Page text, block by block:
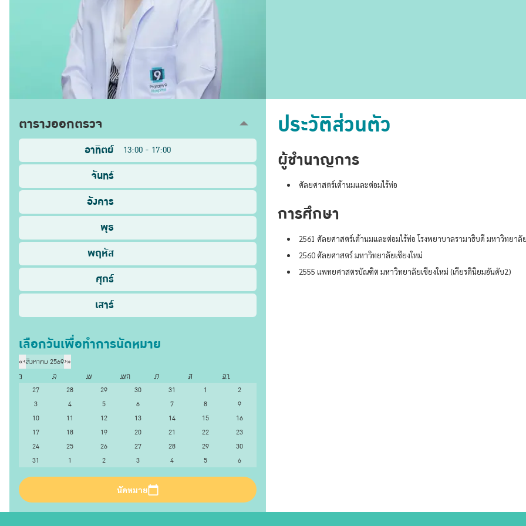
ตารางออกตรวจ
อาทิตย์ 13:00 - 17:00
จันทร์
อังคาร
พุธ
พฤหัส
ศุกร์
เสาร์
เลือกวันเพื่อทำการนัดหมาย
«‹สิงหาคม 2569›»
จ
อ พ พฤ ศ ส
อา
27
28 29 30 31 1
2
3
4 5 6 7 8
9
10
11 12 13 14 15
16
17
18 19 20 21 22
23
24
25 26 27 28 29
30
31
1 2 3 4 5 6
นัดหมาย
ประวัติส่วนตัว
ผู้ชำนาญการ
ศัลยศาสตร์เต้านมและต่อมไร้ท่อ
การศึกษา
2561 ศัลยศาสตร์เต้านมและต่อมไร้ท่อ โรงพยาบาลรามาธิบดี มหาวิทยาลั
2560 ศัลยศาสตร์ มหาวิทยาลัยเชียงใหม่
2555 แพทยศาสตรบัณฑิต มหาวิทยาลัยเชียงใหม่ (เกียรตินิยมอันดับ2)